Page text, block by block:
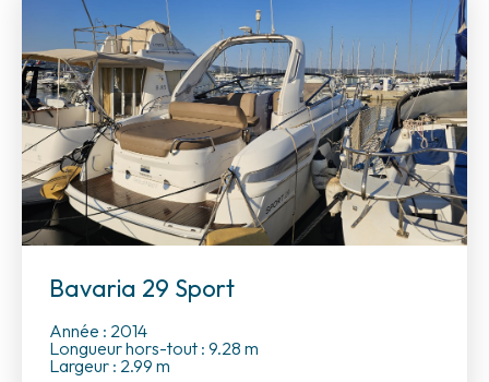
Bavaria 29 Sport
Année : 2014
Longueur hors-tout : 9.28 m
Largeur : 2.99 m